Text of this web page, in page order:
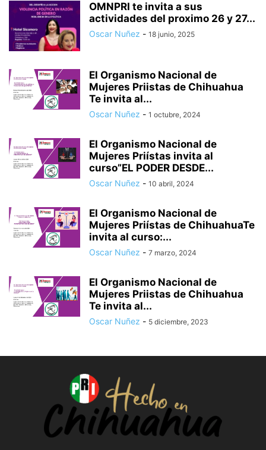
OMNPRI te invita a sus
actividades del proximo 26 y 27...
Oscar Nuñez - 18 junio, 2025
El Organismo Nacional de
Mujeres Priistas de Chihuahua
Te invita al...
Oscar Nuñez - 1 octubre, 2024
El Organismo Nacional de
Mujeres Priístas invita al
curso”EL PODER DESDE...
Oscar Nuñez - 10 abril, 2024
El Organismo Nacional de
Mujeres Priístas de ChihuahuaTe
invita al curso:...
Oscar Nuñez - 7 marzo, 2024
El Organismo Nacional de
Mujeres Priistas de Chihuahua
Te invita al...
Oscar Nuñez - 5 diciembre, 2023